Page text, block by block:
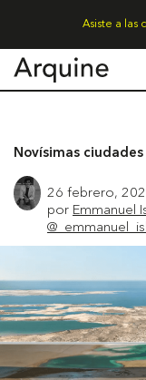
Asiste a las
Novísimas ciudades
26 febrero,
por Emmanuel